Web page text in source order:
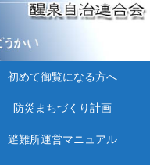
初めて御覧になる方へ
防災まちづくり計画
避難所運営マニュアル